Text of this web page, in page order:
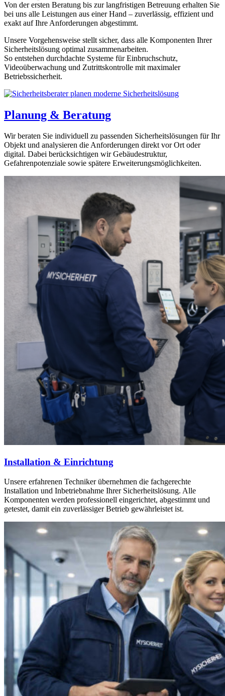
Von der ersten Beratung bis zur langfristigen Betreuung erhalten Sie
bei uns alle Leistungen aus einer Hand – zuverlässig, effizient und
exakt auf Ihre Anforderungen abgestimmt.
Unsere Vorgehensweise stellt sicher, dass alle Komponenten Ihrer
Sicherheitslösung optimal zusammenarbeiten.
So entstehen durchdachte Systeme für Einbruchschutz,
Videoüberwachung und Zutrittskontrolle mit maximaler
Betriebssicherheit.
Planung & Beratung
Wir beraten Sie individuell zu passenden Sicherheitslösungen für Ihr
Objekt und analysieren die Anforderungen direkt vor Ort oder
digital. Dabei berücksichtigen wir Gebäudestruktur,
Gefahrenpotenziale sowie spätere Erweiterungsmöglichkeiten.
Installation & Einrichtung
Unsere erfahrenen Techniker übernehmen die fachgerechte
Installation und Inbetriebnahme Ihrer Sicherheitslösung. Alle
Komponenten werden professionell eingerichtet, abgestimmt und
getestet, damit ein zuverlässiger Betrieb gewährleistet ist.